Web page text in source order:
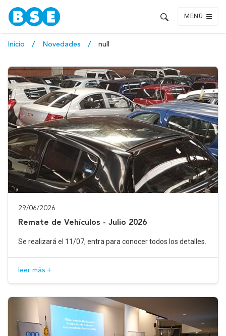
MENÚ
Inicio Novedades null
29/06/2026
Remate de Vehículos - Julio 2026
Se realizará el 11/07, entra para conocer todos los detalles.
leer más +